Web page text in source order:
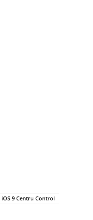
iOS 9 Centru Control